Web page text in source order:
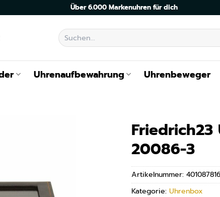
Über 6.000 Markenuhren für dich
Suchen
nach:
Uhrenaufbewahrung Uhrenbeweger
20086-3
Artikelnummer:
Kategorie: Uhrenbox